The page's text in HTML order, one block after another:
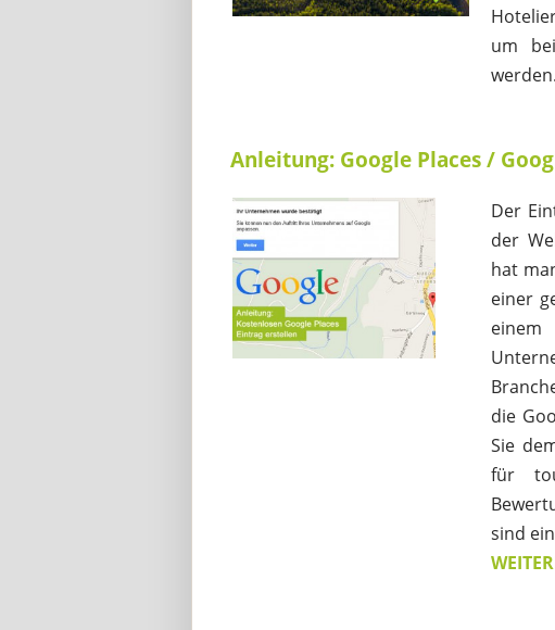
um
werden.
Anleitung: Google Places /
Der
der
hat
einer
die
Sie
für
sind